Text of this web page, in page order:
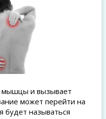
мышцы и вызывает
может перейти на
будет называться